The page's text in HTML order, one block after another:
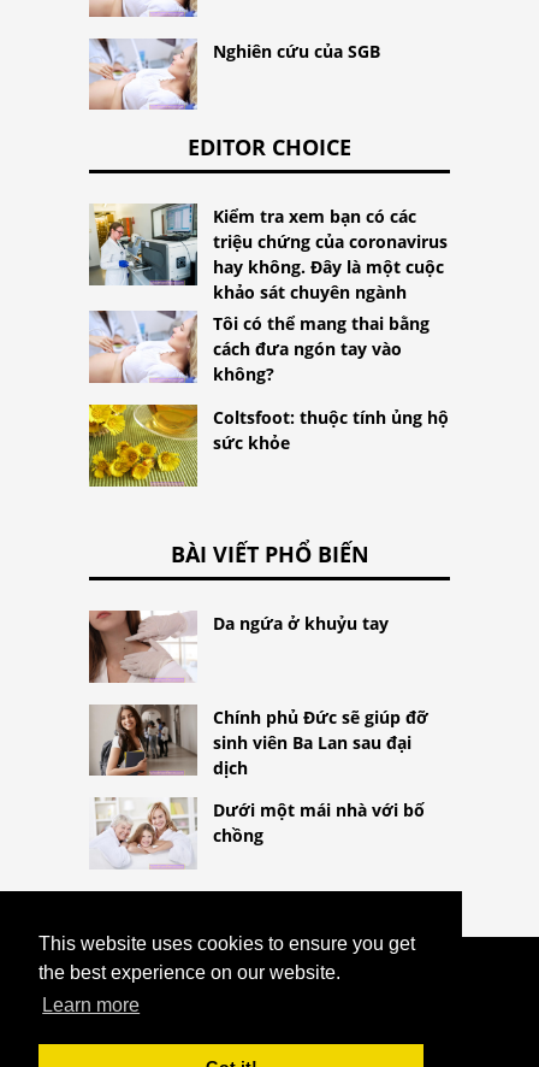
This website uses cookies to ensure you get
the best experience on our website.
Learn more
Nghiên cứu của SGB
EDITOR CHOICE
Kiểm tra xem bạn có các
triệu chứng của coronavirus
hay không. Đây là một cuộc
khảo sát chuyên ngành
Tôi có thể mang thai bằng
cách đưa ngón tay vào
không?
Coltsfoot: thuộc tính ủng hộ
sức khỏe
BÀI VIẾT PHỔ BIẾN
Da ngứa ở khuỷu tay
Chính phủ Đức sẽ giúp đỡ
sinh viên Ba Lan sau đại
dịch
Dưới một mái nhà với bố
chồng
COPYRIGHT 2026
HTTPS://LIFESTYLEMED.NET
THỰC PHẨM HOẶC KHÔNG DUNG NẠP
THỰC PHẨM? BIẾT SỰ KHÁC BIỆT